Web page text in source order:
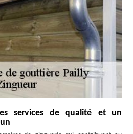
services de qualité et un